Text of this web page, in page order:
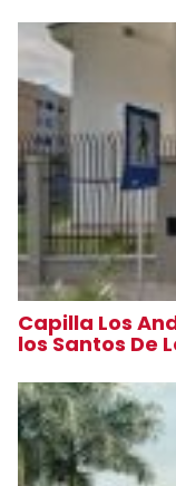
Capilla Los
los Santos De